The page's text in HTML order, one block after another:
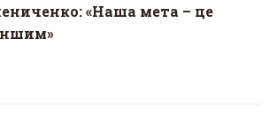
«Наша мета – це